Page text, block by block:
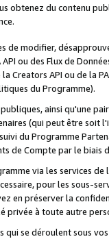
obtenez du contenu
de modifier,
ou des Flux de
Creators API ou de la
du Programme).
ainsi qu'une
(qui peut être soit
du Programme
de Compte par le biais
via les services
pour les sous-
en préserver la
à toute autre
se déroulent sous